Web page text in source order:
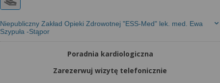
Niepubliczny Zakład Opieki Zdrowotnej "ESS-Med" lek. med. Ewa
Szypuła -Stąpor
Poradnia kardiologiczna
Zarezerwuj wizytę telefonicznie